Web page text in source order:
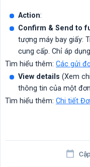
Action:
Confirm & Send to
tượng máy bay giấy:
cung cấp. Chỉ áp
Tìm hiểu thêm: Các gửi
View details (Xem
thông tin của một
Tìm hiểu thêm: Chi tiết